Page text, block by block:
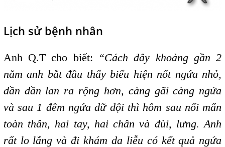
Lịch sử bệnh nhân
Anh Q.T cho biết: “Cách đây khoảng gần 2
năm anh bắt đầu thấy biểu hiện nốt ngứa nhỏ,
dần dần lan ra rộng hơn, càng gãi càng ngứa
và sau 1 đêm ngứa dữ dội thì hôm sau nổi mẩn
toàn thân, hai tay, hai chân và đùi, lưng. Anh
rất lo lắng và đi khám da liễu có kết quả ngứa